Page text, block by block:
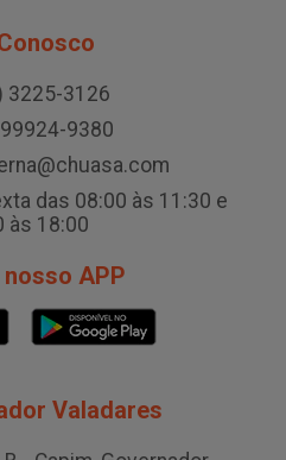
3225-3126
9380
das 08:00 às 11:30 e
às 18:00
nosso APP
Valadares